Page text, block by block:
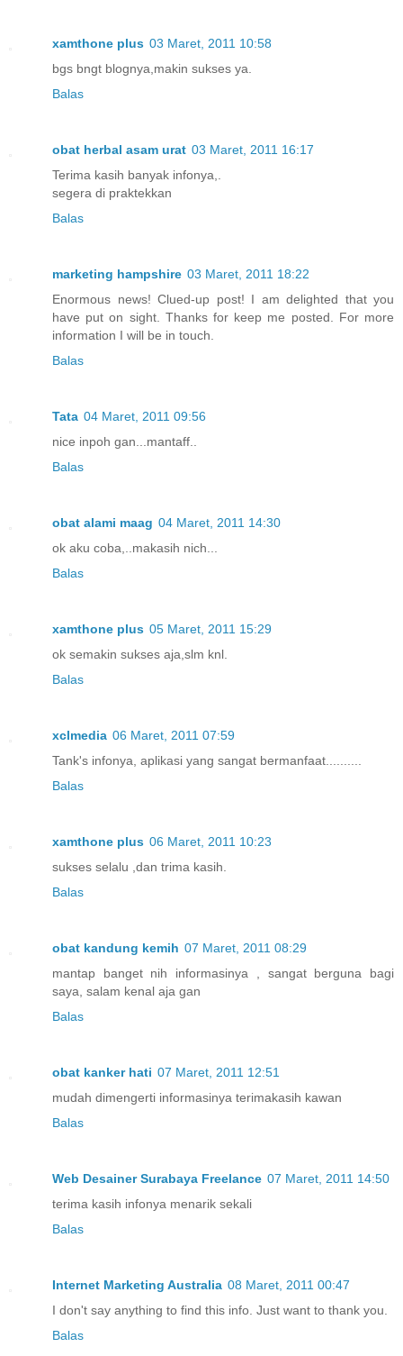
xamthone plus 03 Maret, 2011 10:58
bgs bngt blognya,makin sukses ya.
Balas
obat herbal asam urat 03 Maret, 2011 16:17
Terima kasih banyak infonya,.
segera di praktekkan
Balas
marketing hampshire 03 Maret, 2011 18:22
Enormous news! Clued-up post! I am delighted that you
have put on sight. Thanks for keep me posted. For more
information I will be in touch.
Balas
Tata 04 Maret, 2011 09:56
nice inpoh gan...mantaff..
Balas
obat alami maag 04 Maret, 2011 14:30
ok aku coba,..makasih nich...
Balas
xamthone plus 05 Maret, 2011 15:29
ok semakin sukses aja,slm knl.
Balas
xclmedia 06 Maret, 2011 07:59
Tank's infonya, aplikasi yang sangat bermanfaat..........
Balas
xamthone plus 06 Maret, 2011 10:23
sukses selalu ,dan trima kasih.
Balas
obat kandung kemih 07 Maret, 2011 08:29
mantap banget nih informasinya , sangat berguna bagi
saya, salam kenal aja gan
Balas
obat kanker hati 07 Maret, 2011 12:51
mudah dimengerti informasinya terimakasih kawan
Balas
Web Desainer Surabaya Freelance 07 Maret, 2011 14:50
terima kasih infonya menarik sekali
Balas
Internet Marketing Australia 08 Maret, 2011 00:47
I don't say anything to find this info. Just want to thank you.
Balas